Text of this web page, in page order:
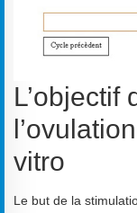
L’objectif
vitro
Le but de la